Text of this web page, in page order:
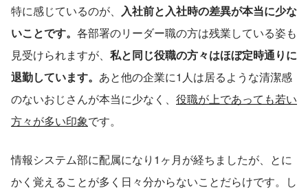
特に感じているのが、 入社前と入社時の差異が本当に少な
いことです。 各部署のリーダー職の方は残業している姿も
見受けられますが、 私と同じ役職の方々はほぼ定時通りに
退勤しています。 あと他の企業に1人は居るような清潔感
のないおじさんが本当に少なく、 役職が上であっても若い
方々が多い印象です。
情報システム部に配属になり1ヶ月が経ちましたが、とに
かく覚えることが多く日々分からないことだらけです。し